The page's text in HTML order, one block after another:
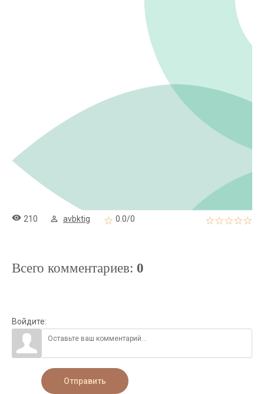
210 avbktig 0.0/0
Всего комментариев: 0
Войдите:
Отправить